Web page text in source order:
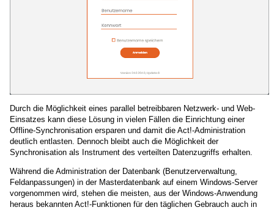
Durch die Möglichkeit eines parallel betreibbaren Netzwerk- und Web-
Einsatzes kann diese Lösung in vielen Fällen die Einrichtung einer
Offline-Synchronisation ersparen und damit die Act!-Administration
deutlich entlasten. Dennoch bleibt auch die Möglichkeit der
Synchronisation als Instrument des verteilten Datenzugriffs erhalten.
Während die Administration der Datenbank (Benutzerverwaltung,
Feldanpassungen) in der Masterdatenbank auf einem Windows-Server
vorgenommen wird, stehen die meisten, aus der Windows-Anwendung
heraus bekannten Act!-Funktionen für den täglichen Gebrauch auch in